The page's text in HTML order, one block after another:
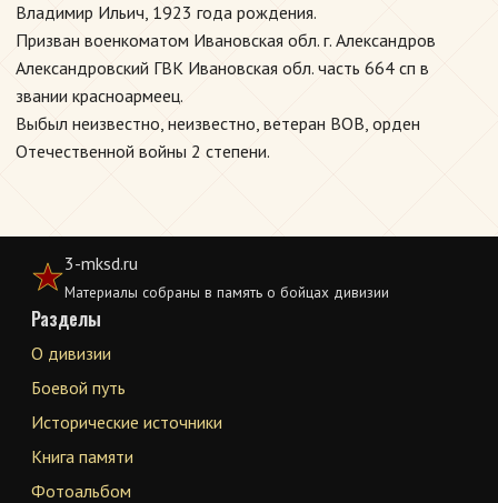
Владимир Ильич, 1923 года рождения.
Призван военкоматом Ивановская обл. г. Александров
Александровский ГВК Ивановская обл. часть 664 сп в
звании красноармеец.
Выбыл неизвестно, неизвестно, ветеран ВОВ, орден
Отечественной войны 2 степени.
3-mksd.ru
Материалы собраны в память о бойцах дивизии
Разделы
О дивизии
Боевой путь
Исторические источники
Книга памяти
Фотоальбом